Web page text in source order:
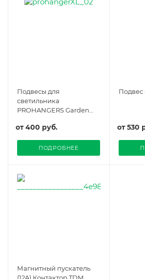
Подвесы для
светильника
PROHANGERS Garden
от400 руб.
ПОДРОБНЕЕ
Подвес
от530
Магнитный пускатель